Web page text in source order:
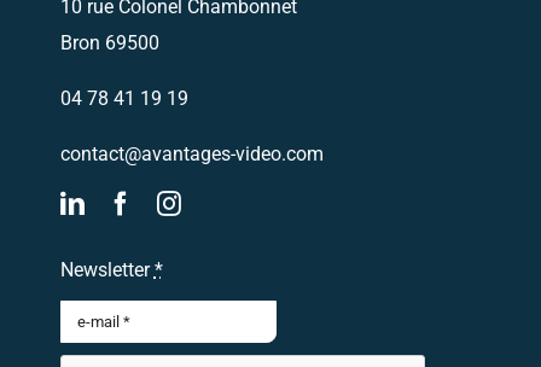
10 rue Colonel Chambonnet
Bron 69500
04 78 41 19 19
contact@avantages-video.com
Newsletter*